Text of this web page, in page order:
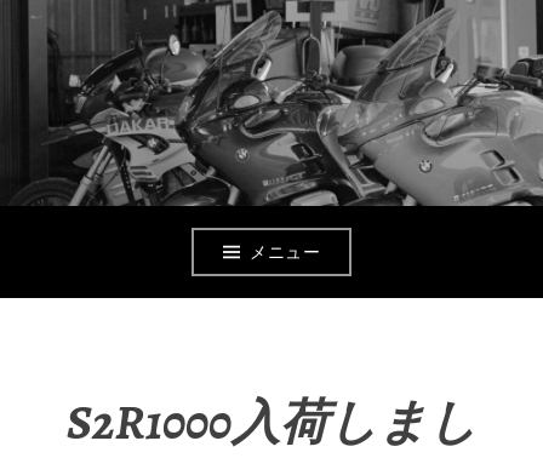
ツ
メニュー
S2R1000入荷しまし